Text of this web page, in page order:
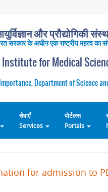
और प्रौद्योगिकी
भारत सरकार के अधीन एक राष्ट्रीय महत्व का
for Medical
Department of Science
सेवाएँ
Services
पोर्टलस
Portals
for admission to